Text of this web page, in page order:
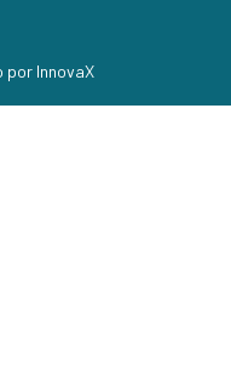
por InnovaX